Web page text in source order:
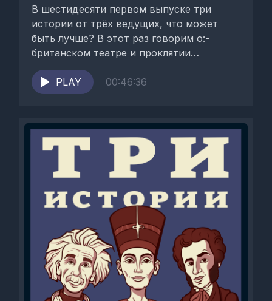
В шестидесяти первом выпуске три
истории от трёх ведущих, что может
быть лучше? В этот раз говорим о:-
британском театре и проклятии
Макбета;- самом...
PLAY
00:46:36